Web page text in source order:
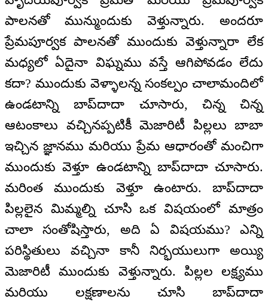
పాలనతో మున్ముందుకు వెళ్తున్నారు. అందరూ
ప్రేమపూర్వక పాలనతో ముందుకు వెళ్తున్నారా లేక
మధ్యలో ఏదైనా విఘ్నము వస్తే ఆగిపోవడం లేదు
కదా? ముందుకు వెళ్ళాలన్న సంకల్పం చాలామందిలో
ఉండటాన్ని బాప్‍దాదా చూసారు, చిన్న చిన్న
ఆటంకాలు వచ్చినప్పటికీ మెజారిటీ పిల్లలు బాబా
ఇచ్చిన జ్ఞానము మరియు ప్రేమ ఆధారంతో మంచిగా
ముందుకు వెళ్తూ ఉండటాన్ని బాప్‍దాదా చూసారు.
మరింత ముందుకు వెళ్తూ ఉంటారు. బాప్‍దాదా
పిల్లలైన మిమ్మల్ని చూసి ఒక విషయంలో మాత్రం
చాలా సంతోషిస్తారు, అది ఏ విషయము? ఎన్ని
పరిస్థితులు వచ్చినా కానీ నిర్భయులుగా అయ్యి
మెజారిటీ ముందుకు వెళ్తున్నారు. పిల్లల లక్ష్యము
మరియు లక్షణాలను చూసి బాప్‍దాదా